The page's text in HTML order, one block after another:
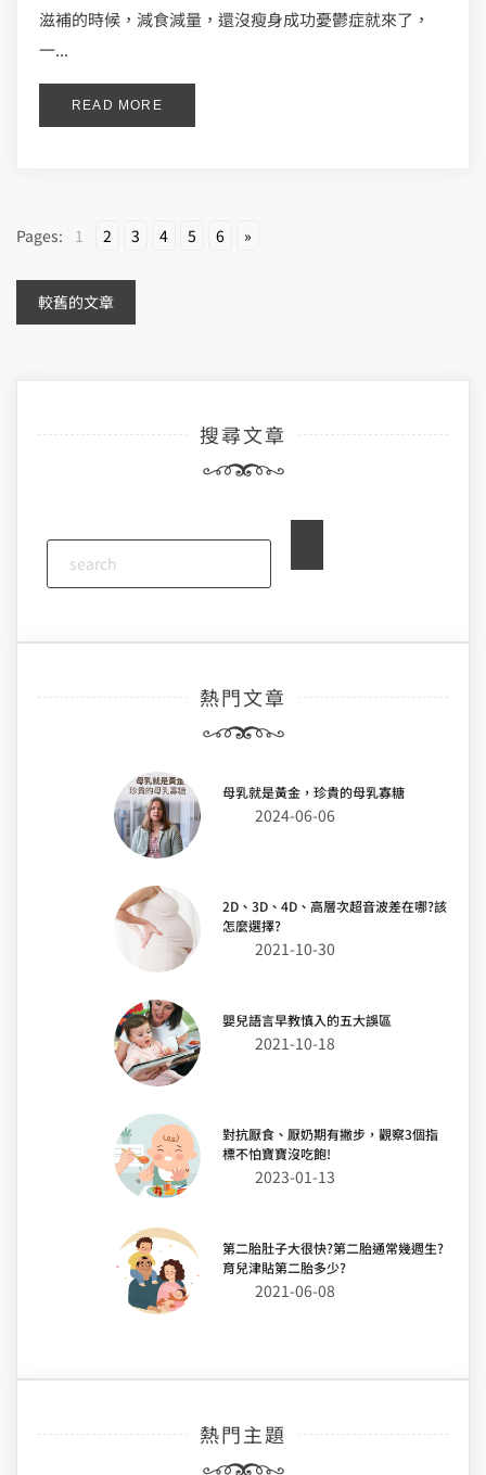
滋補的時候，減食減量，還沒瘦身成功憂鬱症就來了，
一...
READ MORE
Pages: 1 2 3 4 5 6 »
文
較舊的文章
搜尋文章
熱門文章
母乳就是黃金，珍貴的母乳寡糖
2024-06-06
2D、3D、4D、高層次超音波差在哪?該
怎麼選擇?
2021-10-30
嬰兒語言早教慎入的五大誤區
2021-10-18
對抗厭食、厭奶期有撇步，觀察3個指
標不怕寶寶沒吃飽!
2023-01-13
第二胎肚子大很快?第二胎通常幾週生?
育兒津貼第二胎多少?
2021-06-08
熱門主題